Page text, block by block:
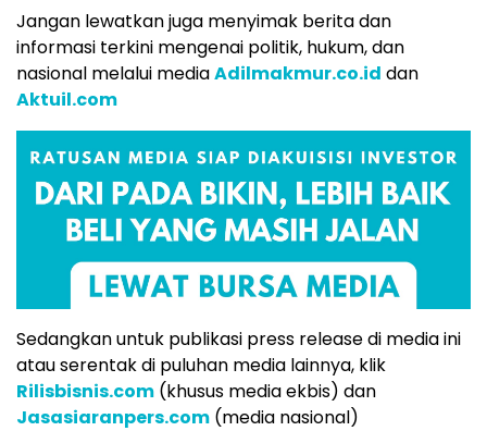
Jangan lewatkan juga menyimak berita dan
informasi terkini mengenai politik, hukum, dan
nasional melalui mediaAdilmakmur.co.id dan
Aktuil.com
Sedangkan untuk publikasi press release di media ini
atau serentak di puluhan media lainnya, klik
Rilisbisnis.com (khusus media ekbis) dan
Jasasiaranpers.com (media nasional)